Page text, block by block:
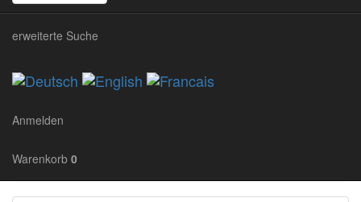
erweiterte Suche
Anmelden
Warenkorb 0
Farben der Federn:
Weiterempfehlen